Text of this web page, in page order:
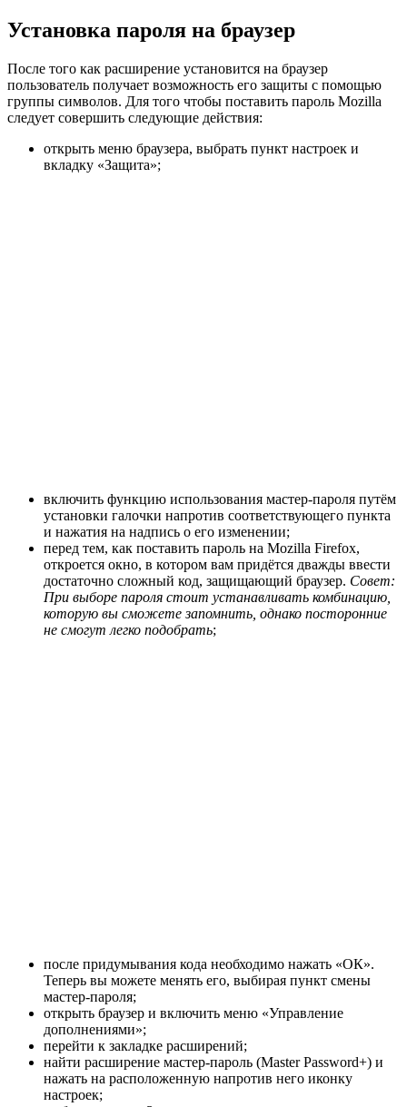
Установка пароля на браузер
После того как расширение установится на браузер
пользователь получает возможность его защиты с помощью
группы символов. Для того чтобы поставить пароль Mozilla
следует совершить следующие действия:
открыть меню браузера, выбрать пункт настроек и
вкладку «Защита»;
включить функцию использования мастер-пароля путём
установки галочки напротив соответствующего пункта
и нажатия на надпись о его изменении;
перед тем, как поставить пароль на Mozilla Firefox,
откроется окно, в котором вам придётся дважды ввести
достаточно сложный код, защищающий браузер. Совет:
При выборе пароля стоит устанавливать комбинацию,
которую вы сможете запомнить, однако посторонние
не смогут легко подобрать;
после придумывания кода необходимо нажать «ОК».
Теперь вы можете менять его, выбирая пункт смены
мастер-пароля;
открыть браузер и включить меню «Управление
дополнениями»;
перейти к закладке расширений;
найти расширение мастер-пароль (Master Password+) и
нажать на расположенную напротив него иконку
настроек;